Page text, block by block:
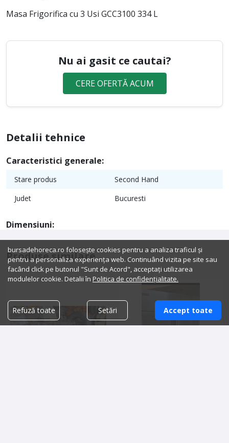
Masa Frigorifica cu 3 Usi GCC3100 334 L
Nu ai gasit ce cautai?
CERE OFERTĂ ACUM
Detalii tehnice
Caracteristici generale:
Stare produs
Second Hand
Judet
Bucuresti
Dimensiuni:
Produse similare
bursadehoreca.ro folosește cookies pentru a analiza traficul și
pentru a personaliza experiența web. Continuând vizita pe site sau
facând click pe butonul "Sunt de Acord", acceptați utilizarea
modulelor cookie. Detalii în Politica de confidențialitate.
Refuză toate Setări Accept toate